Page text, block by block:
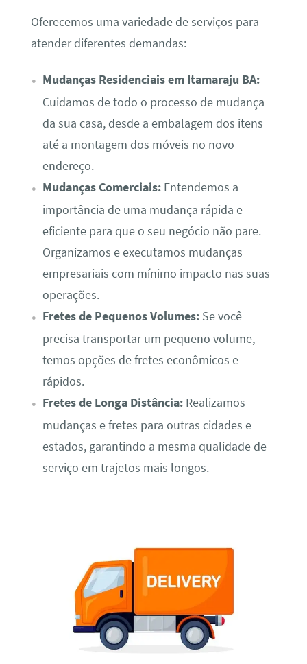
Oferecemos uma variedade de serviços para
atender diferentes demandas:
Mudanças Residenciais em Itamaraju BA:
Cuidamos de todo o processo de mudança
da sua casa, desde a embalagem dos itens
até a montagem dos móveis no novo
endereço.
Mudanças Comerciais:Entendemos a
importância de uma mudança rápida e
eficiente para que o seu negócio não pare.
Organizamos e executamos mudanças
empresariais com mínimo impacto nas suas
operações.
Fretes de Pequenos Volumes:Se você
precisa transportar um pequeno volume,
temos opções de fretes econômicos e
rápidos.
Fretes de Longa Distância:Realizamos
mudanças e fretes para outras cidades e
estados, garantindo a mesma qualidade de
serviço em trajetos mais longos.